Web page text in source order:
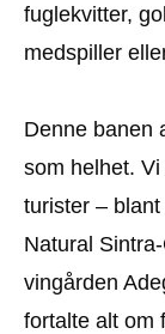
fuglekvitter,
medspiller
Denne banen
som helhet.
turister –
Natural
vingården
fortalte alt om